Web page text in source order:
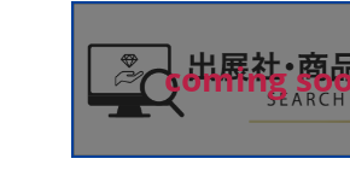
coming